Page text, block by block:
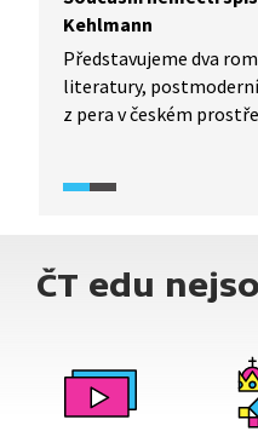
Kehlmann
Představujeme dva
literatury,
z pera v českém
k románům vyjadřuje
ČT edu